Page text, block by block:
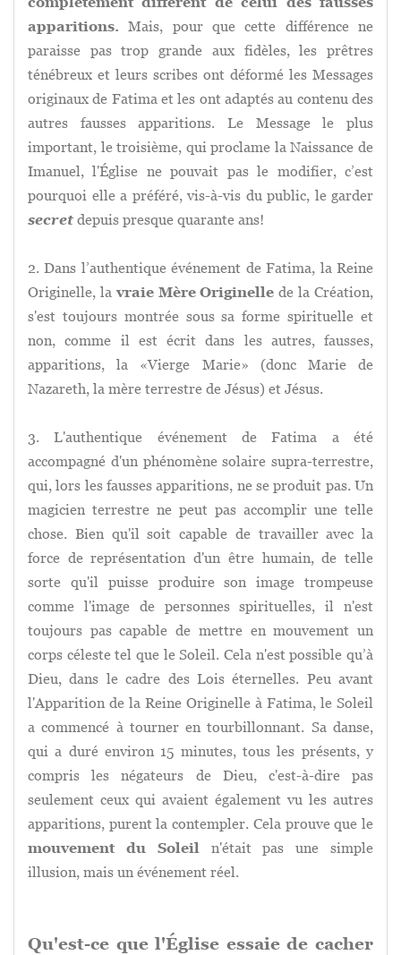
apparitions. Mais, pour que cette différence ne
paraisse pas trop grande aux fidèles, les prêtres
ténébreux et leurs scribes ont déformé les Messages
originaux de Fatima et les ont adaptés au contenu des
autres fausses apparitions. Le Message le plus
important, le troisième, qui proclame la Naissance de
Imanuel, l'Église ne pouvait pas le modifier, c’est
pourquoi elle a préféré, vis-à-vis du public, le garder
secret depuis presque quarante ans!
2. Dans l’authentique événement de Fatima, la Reine
Originelle, lavraie Mère Originelle de la Création,
s'est toujours montrée sous sa forme spirituelle et
non, comme il est écrit dans les autres, fausses,
apparitions, la «Vierge Marie» (donc Marie de
Nazareth, la mère terrestre de Jésus) et Jésus.
3. L'authentique événement de Fatima a été
accompagné d'un phénomène solaire supra-terrestre,
qui, lors les fausses apparitions, ne se produit pas. Un
magicien terrestre ne peut pas accomplir une telle
chose. Bien qu'il soit capable de travailler avec la
force de représentation d'un être humain, de telle
sorte qu'il puisse produire son image trompeuse
comme l'image de personnes spirituelles, il n'est
toujours pas capable de mettre en mouvement un
corps céleste tel que le Soleil. Cela n'est possible qu’à
Dieu, dans le cadre des Lois éternelles. Peu avant
l'Apparition de la Reine Originelle à Fatima, le Soleil
a commencé à tourner en tourbillonnant. Sa danse,
qui a duré environ 15 minutes, tous les présents, y
compris les négateurs de Dieu, c'est-à-dire pas
seulement ceux qui avaient également vu les autres
apparitions, purent la contempler. Cela prouve que le
mouvement du Soleiln'était pas une simple
illusion, mais un événement réel.
Qu'est-ce que l'Église essaie de cacher